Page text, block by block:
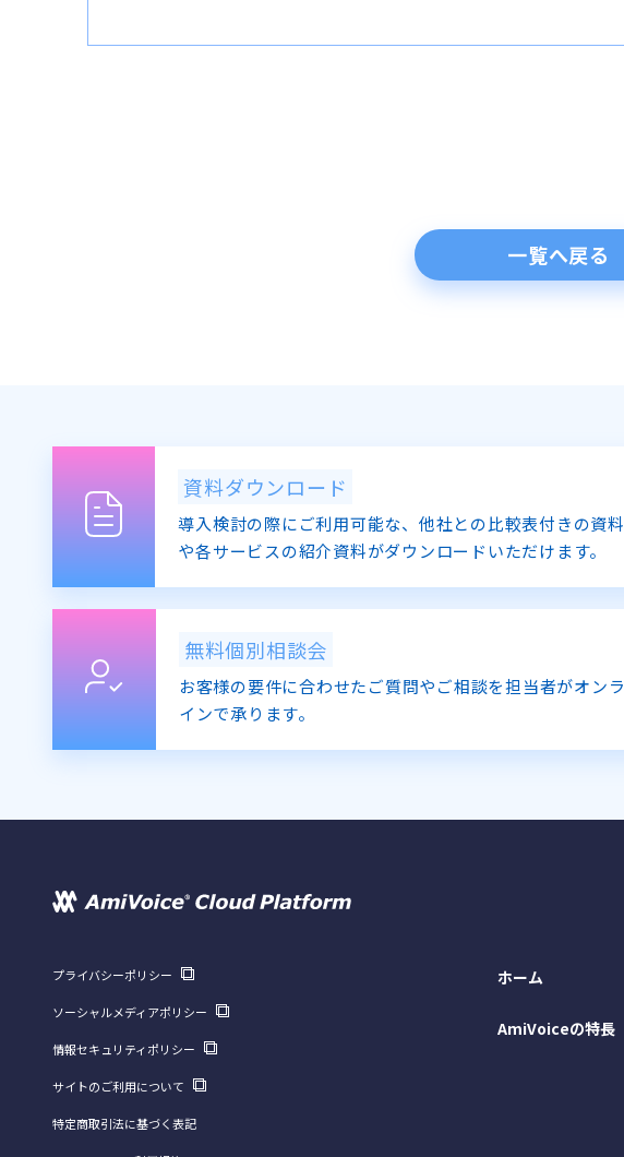
一覧へ戻る
資料ダウンロード
導入検討の際にご利用可能な、他社との比較表付きの資料
や各サービスの紹介資料がダウンロードいただけます。
無料個別相談会
お客様の要件に合わせたご質問やご相談を担当者がオンラ
インで承ります。
ホーム
AmiVoiceの特長
プライバシーポリシー
ソーシャルメディアポリシー
情報セキュリティポリシー
サイトのご利用について
特定商取引法に基づく表記